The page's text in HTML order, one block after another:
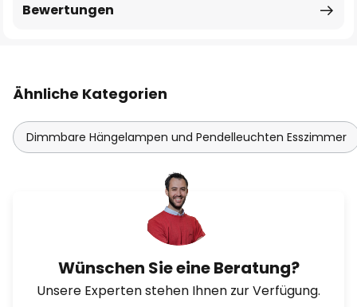
Bewertungen
Ähnliche Kategorien
Dimmbare Hängelampen und Pendelleuchten Esszimmer
Wünschen Sie eine Beratung?
Unsere Experten stehen Ihnen zur Verfügung.